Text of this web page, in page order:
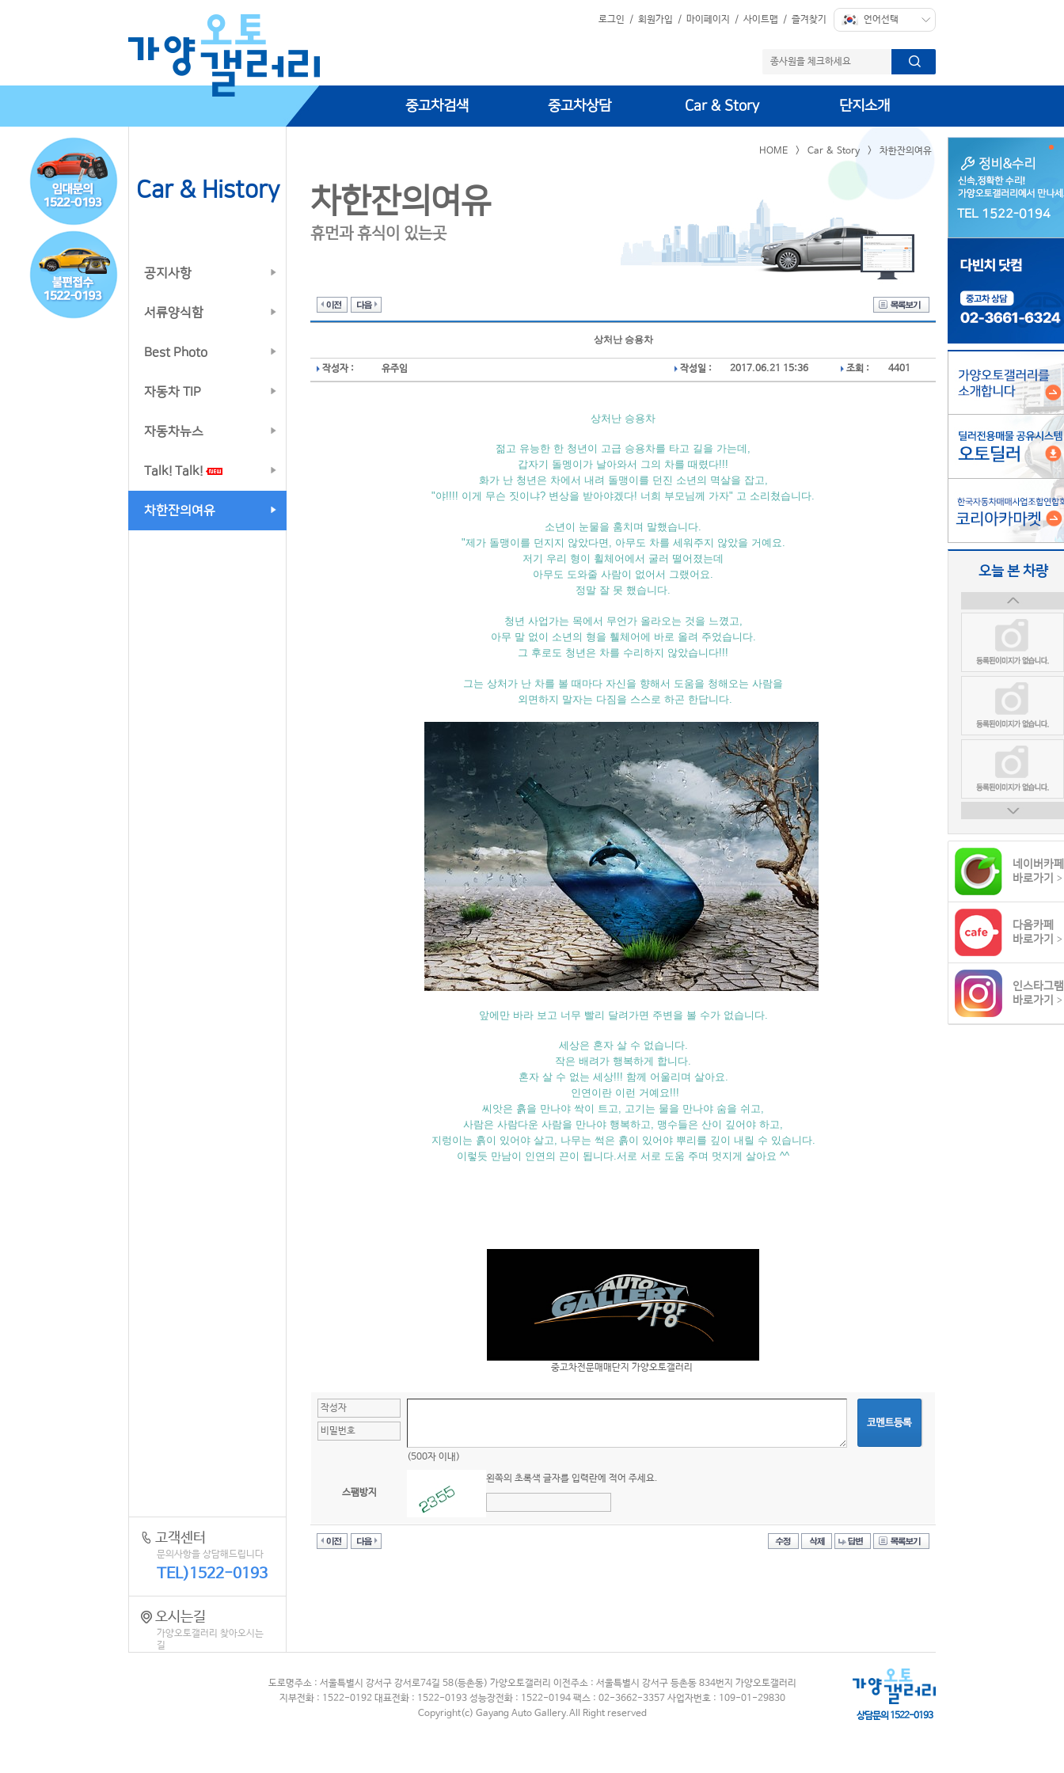
로그인 / 회원가입 / 마이페이지 / 사이트맵 / 즐겨찾기
중고차검색 중고차상담 Car & Story 단지소개
Car & History
공지사항
서류양식함
Best Photo
자동차 TIP
자동차뉴스
Talk! Talk!
차한잔의여유
HOME > Car & Story > 차한잔의여유
차한잔의여유
휴먼과 휴식이 있는곳
상처난 승용차
작성자 : 유주임 작성일 : 2017.06.21 15:36 조회 : 4401
상처난 승용차
젊고 유능한 한 청년이 고급 승용차를 타고 길을 가는데,
갑자기 돌멩이가 날아와서 그의 차를 때렸다!!!
화가 난 청년은 차에서 내려 돌맹이를 던진 소년의 멱살을 잡고,
"야!!!! 이게 무슨 짓이냐? 변상을 받아야겠다! 너희 부모님께 가자" 고 소리쳤습니다.
소년이 눈물을 훔치며 말했습니다.
"제가 돌맹이를 던지지 않았다면, 아무도 차를 세워주지 않았을 거예요.
저기 우리 형이 휠체어에서 굴러 떨어졌는데
아무도 도와줄 사람이 없어서 그랬어요.
정말 잘 못 했습니다.
청년 사업가는 목에서 무언가 올라오는 것을 느꼈고,
아무 말 없이 소년의 형을 휄체어에 바로 올려 주었습니다.
그 후로도 청년은 차를 수리하지 않았습니다!!!
그는 상처가 난 차를 볼 때마다 자신을 향해서 도움을 청해오는 사람을
외면하지 말자는 다짐을 스스로 하곤 한답니다.
앞에만 바라 보고 너무 빨리 달려가면 주변을 볼 수가 없습니다.
세상은 혼자 살 수 없습니다.
작은 배려가 행복하게 합니다.
혼자 살 수 없는 세상!!! 함께 어울리며 살아요.
인연이란 이런 거예요!!!
씨앗은 흙을 만나야 싹이 트고, 고기는 물을 만나야 숨을 쉬고,
사람은 사람다운 사람을 만나야 행복하고, 맹수들은 산이 깊어야 하고,
지렁이는 흙이 있어야 살고, 나무는 썩은 흙이 있어야 뿌리를 깊이 내릴 수 있습니다.
이렇듯 만남이 인연의 끈이 됩니다.서로 서로 도움 주며 멋지게 살아요 ^^
중고차전문매매단지 가양오토갤러리
(500자 이내)
스팸방지
왼쪽의 초록색 글자를 입력란에 적어 주세요.
TEL 1522-0194
오늘 본 차량
네이버카페
바로가기 >
다음카페
바로가기 >
인스타그램
바로가기 >
상담문의 1522-0193
도로명주소 : 서울특별시 강서구 강서로74길 58(등촌동) 가양오토갤러리 이전주소 : 서울특별시 강서구 등촌동 834번지 가양오토갤러리
지부전화 : 1522-0192 대표전화 : 1522-0193 성능장전화 : 1522-0194 팩스 : 02-3662-3357 사업자번호 : 109-01-29830
Copyright(c) Gayang Auto Gallery.All Right reserved
고객센터
문의사항을 상담해드립니다
TEL)1522-0193
오시는길
가양오토갤러리 찾아오시는
길